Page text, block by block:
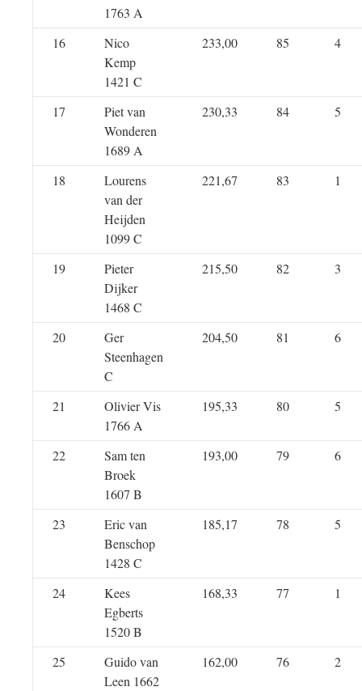
1763 A
16
Nico
Kemp
1421 C
233,00 85 4
17
Piet van
Wonderen
1689 A
230,33 84 5
18
Lourens
van der
Heijden
1099 C
221,67 83 1
19
Pieter
Dijker
1468 C
215,50 82 3
20
Ger
Steenhagen
C
204,50 81 6
21
Olivier Vis
1766 A
195,33 80 5
22
Sam ten
Broek
1607 B
193,00 79 6
23
Eric van
Benschop
1428 C
185,17 78 5
24
Kees
Egberts
1520 B
168,33 77 1
25
Guido van
Leen 1662
162,00 76 2